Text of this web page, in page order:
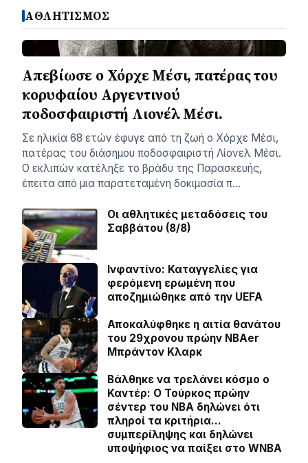
ΑΘΛΗΤΙΣΜΟΣ
Απεβίωσε ο Χόρχε Μέσι, πατέρας του
κορυφαίου Αργεντινού
ποδοσφαιριστή Λιονέλ Μέσι.
Σε ηλικία 68 ετών έφυγε από τη ζωή ο Χόρχε Μέσι,
πατέρας του διάσημου ποδοσφαιριστή Λίονελ Μέσι.
Ο εκλιπών κατέληξε το βράδυ της Παρασκευής,
έπειτα από μια παρατεταμένη δοκιμασία π…
Οι αθλητικές μεταδόσεις του
Σαββάτου (8/8)
Ινφαντίνο: Καταγγελίες για
φερόμενη ερωμένη που
αποζημιώθηκε από την UEFA
Αποκαλύφθηκε η αιτία θανάτου
του 29χρονου πρώην NBAer
Μπράντον Κλαρκ
Βάλθηκε να τρελάνει κόσμο ο
Καντέρ: Ο Τούρκος πρώην
σέντερ του NBA δηλώνει ότι
πληροί τα κριτήρια…
συμπερίληψης και δηλώνει
υποψήφιος να παίξει στο WNBA